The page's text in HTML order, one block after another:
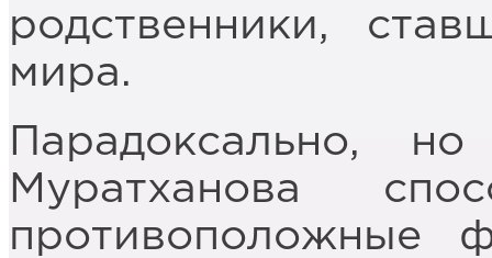
родственники,
мира.
Парадоксально,
Муратханова
противоположные